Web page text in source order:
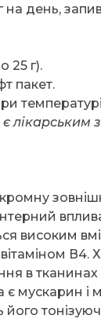
на день,
25 г).
пакет.
лікарським
високим
В4.
в
є мускарин